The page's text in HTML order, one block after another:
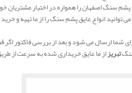
سنگ اصفهان را همواره در اختیار مشتریان
توانید انواع عایق پشم سنگ را از ما تهیه و
ارسال می شود و بعد از بررسی فاکتور اگر
تبریزاز ما عایق خریداری شده به سرعت از